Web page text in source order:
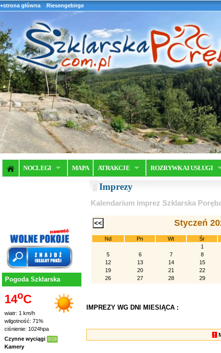
+strona główna Riesengebirge
NOCLEGI MAPA ATRAKCJE ROZRYWKA I USŁUGI
Pogoda Szklarska
14oC
wiatr: 1 km/h
wilgotność: 71%
ciśnienie: 1024hpa
Czynne wyciągi 0/18
Kamery
Imprezy
Kalendarium imprez Szklarska
Styczeń
Nd Pn Wt
Śr
1
5
6 7
8
12
13 14
15
19
20 21
22
26
27 28 29
IMPREZY WG DNI MIESIĄCA :
!